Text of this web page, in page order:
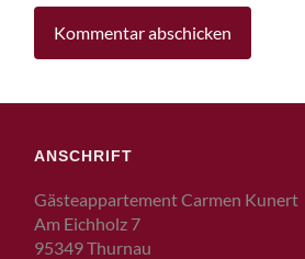
ANSCHRIFT
Gästeappartement Carmen Kunert
Am Eichholz 7
95349 Thurnau